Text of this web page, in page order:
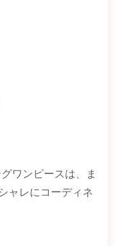
ワンピースは、ま
ャレにコーディネ